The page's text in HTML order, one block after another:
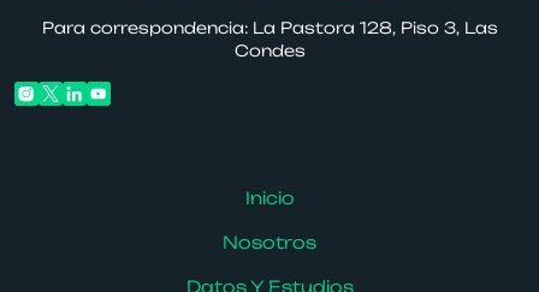
Para correspondencia: La Pastora 128, Piso 3, Las
Condes
Inicio
Nosotros
Datos Y Estudios